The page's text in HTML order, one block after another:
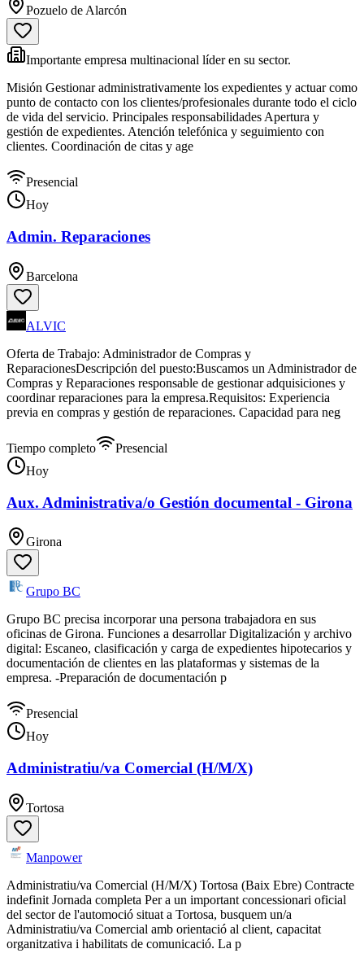
Pozuelo de Alarcón
Importante empresa multinacional líder en su sector.
Misión Gestionar administrativamente los expedientes y actuar como
punto de contacto con los clientes/profesionales durante todo el ciclo
de vida del servicio. Principales responsabilidades Apertura y
gestión de expedientes. Atención telefónica y seguimiento con
clientes. Coordinación de citas y age
Presencial
Hoy
Admin. Reparaciones
Barcelona
ALVIC
Oferta de Trabajo: Administrador de Compras y
ReparacionesDescripción del puesto:Buscamos un Administrador de
Compras y Reparaciones responsable de gestionar adquisiciones y
coordinar reparaciones para la empresa.Requisitos: Experiencia
previa en compras y gestión de reparaciones. Capacidad para neg
Tiempo completo
Presencial
Hoy
Aux. Administrativa/o Gestión documental - Girona
Girona
Grupo BC
Grupo BC precisa incorporar una persona trabajadora en sus
oficinas de Girona. Funciones a desarrollar Digitalización y archivo
digital: Escaneo, clasificación y carga de expedientes hipotecarios y
documentación de clientes en las plataformas y sistemas de la
empresa. -Preparación de documentación p
Presencial
Hoy
Administratiu/va Comercial (H/M/X)
Tortosa
Manpower
Administratiu/va Comercial (H/M/X) Tortosa (Baix Ebre) Contracte
indefinit Jornada completa Per a un important concessionari oficial
del sector de l'automoció situat a Tortosa, busquem un/a
Administratiu/va Comercial amb orientació al client, capacitat
organitzativa i habilitats de comunicació. La p